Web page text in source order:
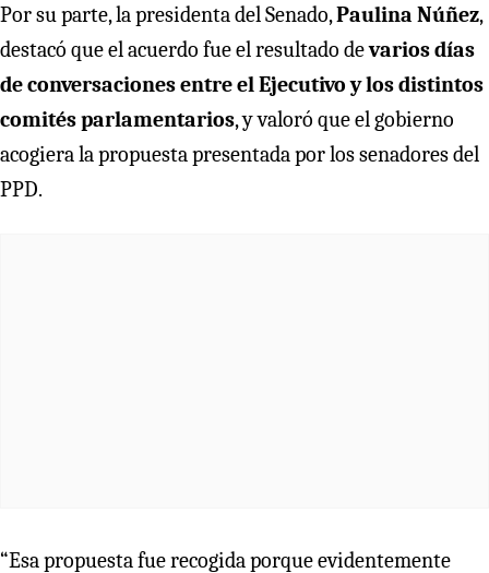
Por su parte, la presidenta del Senado,Paulina Núñez,
destacó que el acuerdo fue el resultado devarios días
de conversaciones entre el Ejecutivo y los distintos
comités parlamentarios, y valoró que el gobierno
acogiera la propuesta presentada por los senadores del
PPD.
“Esa propuesta fue recogida porque evidentemente